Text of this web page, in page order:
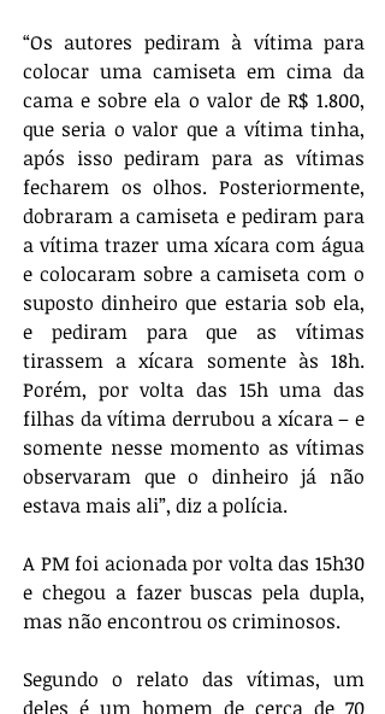
“Os autores pediram à vítima para
colocar uma camiseta em cima da
cama e sobre ela o valor de R$ 1.800,
que seria o valor que a vítima tinha,
após isso pediram para as vítimas
fecharem os olhos. Posteriormente,
dobraram a camiseta e pediram para
a vítima trazer uma xícara com água
e colocaram sobre a camiseta com o
suposto dinheiro que estaria sob ela,
e pediram para que as vítimas
tirassem a xícara somente às 18h.
Porém, por volta das 15h uma das
filhas da vítima derrubou a xícara – e
somente nesse momento as vítimas
observaram que o dinheiro já não
estava mais ali”, diz a polícia.
A PM foi acionada por volta das 15h30
e chegou a fazer buscas pela dupla,
mas não encontrou os criminosos.
Segundo o relato das vítimas, um
deles é um homem de cerca de 70